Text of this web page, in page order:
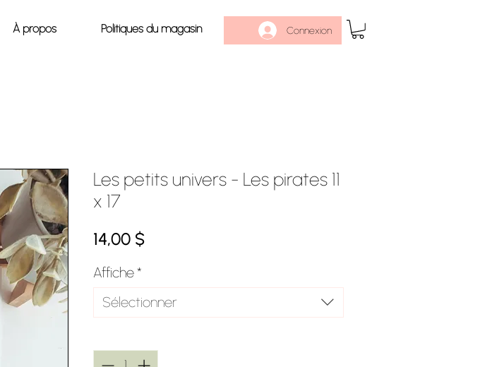
À propos Politiques du magasin Connexion
Les petits univers - Les pirates 11
x 17
14,00 $Prix
Affiche*
Sélectionner